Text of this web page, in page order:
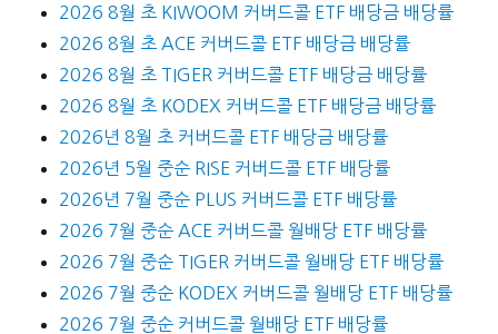
2026 8월 초 KIWOOM 커버드콜 ETF 배당금 배당률
2026 8월 초 ACE 커버드콜 ETF 배당금 배당률
2026 8월 초 TIGER 커버드콜 ETF 배당금 배당률
2026 8월 초 KODEX 커버드콜 ETF 배당금 배당률
2026년 8월 초 커버드콜 ETF 배당금 배당률
2026년 5월 중순 RISE 커버드콜 ETF 배당률
2026년 7월 중순 PLUS 커버드콜 ETF 배당률
2026 7월 중순 ACE 커버드콜 월배당 ETF 배당률
2026 7월 중순 TIGER 커버드콜 월배당 ETF 배당률
2026 7월 중순 KODEX 커버드콜 월배당 ETF 배당률
2026 7월 중순 커버드콜 월배당 ETF 배당률